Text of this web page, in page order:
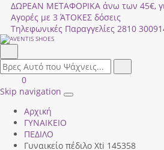
ΔΩΡΕΑΝ ΜΕΤΑΦΟΡΙΚΑ άνω των 45€,
Αγορές με 3 ΆΤΟΚΕΣ δόσεις
Τηλεφωνικές Παραγγελίες 2810
field.search
Είσοδος
|
ΚΑΛΑΘΙ
ΑΓΟΡΩΝ
0
Skip navigation
Toggle
Αρχική
ΓΥΝΑΙΚΕΙΟ
ΠΕΔΙΛΟ
Γυναικείο πέδιλο Xti 145358